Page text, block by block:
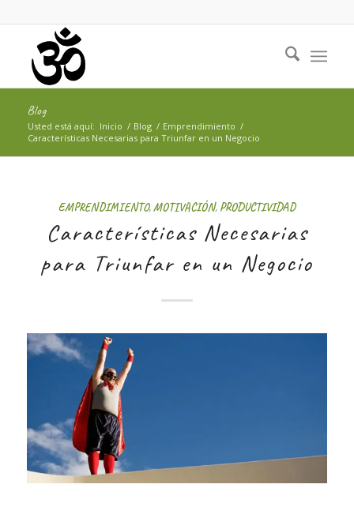
Blog
Usted está aquí: Inicio / Blog / Emprendimiento /
Características Necesarias para Triunfar en un Negocio
EMPRENDIMIENTO,MOTIVACIÓN, PRODUCTIVIDAD
Características Necesarias
para Triunfar en un Negocio